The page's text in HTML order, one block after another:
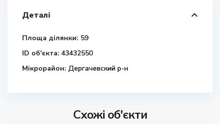
Деталі
Площа ділянки: 59
ID об'єкта: 43432550
Мікрорайон: Дергачевский р-н
Схожі об'єкти